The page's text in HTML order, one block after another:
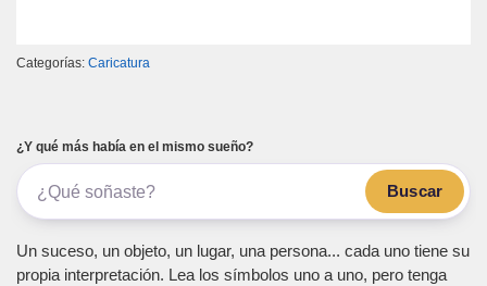
Categorías: Caricatura
¿Y qué más había en el mismo sueño?
Buscar
Un suceso, un objeto, un lugar, una persona... cada uno tiene su
propia interpretación. Lea los símbolos uno a uno, pero tenga